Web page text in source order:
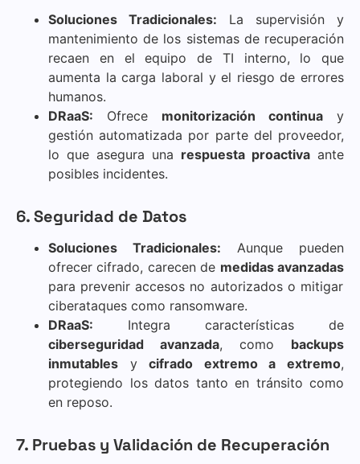
Soluciones Tradicionales: La supervisión y
mantenimiento de los sistemas de recuperación
recaen en el equipo de TI interno, lo que
aumenta la carga laboral y el riesgo de errores
humanos.
DRaaS: Ofrece monitorización continua y
gestión automatizada por parte del proveedor,
lo que asegura una respuesta proactiva ante
posibles incidentes.
6. Seguridad de Datos
Soluciones Tradicionales: Aunque pueden
ofrecer cifrado, carecen de medidas avanzadas
para prevenir accesos no autorizados o mitigar
ciberataques como ransomware.
DRaaS: Integra características de
ciberseguridad avanzada, como backups
inmutables ycifrado extremo a extremo,
protegiendo los datos tanto en tránsito como
en reposo.
7. Pruebas y Validación de Recuperación